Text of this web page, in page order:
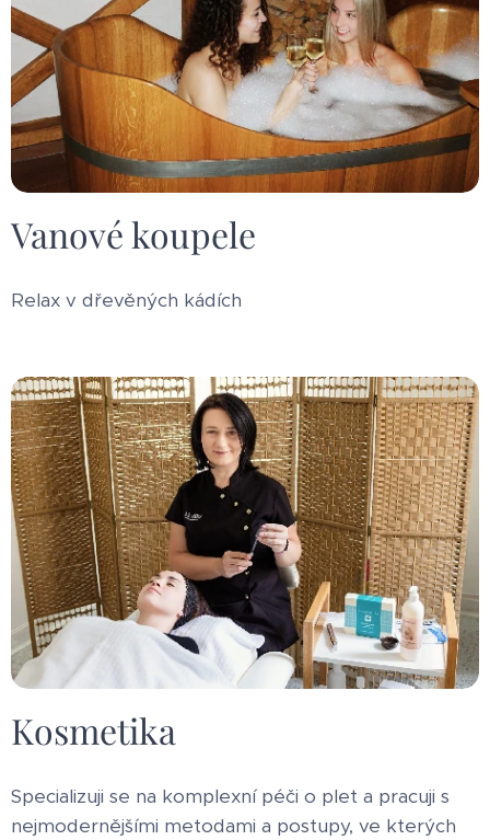
Vanové koupele
Relax v dřevěných kádích
Kosmetika
Specializuji se na komplexní péči o plet a pracuji s
nejmodernějšími metodami a postupy, ve kterých